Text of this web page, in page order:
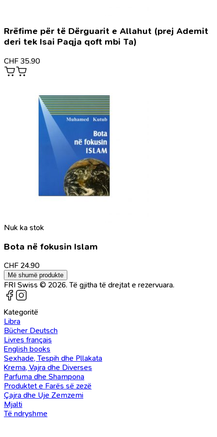
Rrëfime për të Dërguarit e Allahut (prej Ademit
deri tek Isai Paqja qoft mbi Ta)
CHF 35.90
Nuk ka stok
Bota në fokusin Islam
CHF 24.90
Më shumë produkte
FRI Swiss © 2026. Të gjitha të drejtat e rezervuara.
Kategoritë
Libra
Bücher Deutsch
Livres français
English books
Sexhade, Tespih dhe Pllakata
Krema, Vajra dhe Diverses
Parfuma dhe Shampona
Produktet e Farës së zezë
Çajra dhe Uje Zemzemi
Mjalti
Të ndryshme